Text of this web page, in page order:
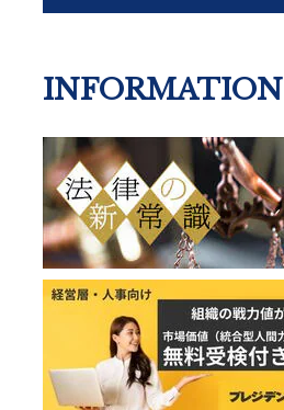
INFORMATION